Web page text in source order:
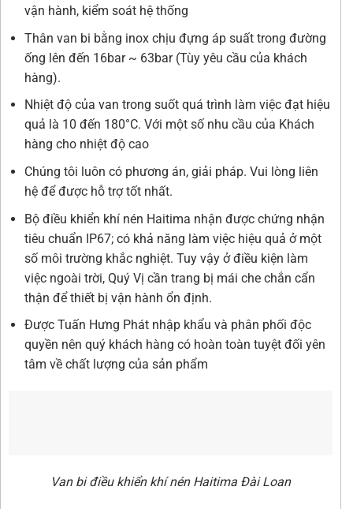
vận hành, kiểm soát hệ thống
Thân van bi bằng inox chịu đựng áp suất trong đường
ống lên đến 16bar ~ 63bar (Tùy yêu cầu của khách
hàng).
Nhiệt độ của van trong suốt quá trình làm việc đạt hiệu
quả là 10 đến 180°C. Với một số nhu cầu của Khách
hàng cho nhiệt độ cao
Chúng tôi luôn có phương án, giải pháp. Vui lòng liên
hệ để được hỗ trợ tốt nhất.
Bộ điều khiển khí nén Haitima nhận được chứng nhận
tiêu chuẩn IP67; có khả năng làm việc hiệu quả ở một
số môi trường khắc nghiệt. Tuy vậy ở điều kiện làm
việc ngoài trời, Quý Vị cần trang bị mái che chắn cẩn
thận để thiết bị vận hành ổn định.
Được Tuấn Hưng Phát nhập khẩu và phân phối độc
quyền nên quý khách hàng có hoàn toàn tuyệt đối yên
tâm về chất lượng của sản phẩm
Van bi điều khiển khí nén Haitima Đài Loan